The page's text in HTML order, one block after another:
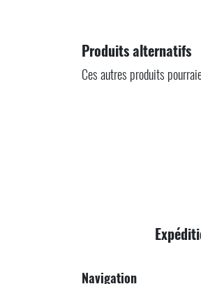
Produits alternatifs
Ces autres produits
Navigation